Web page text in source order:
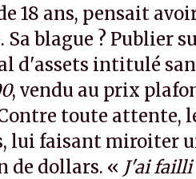
18 ans, pensait
blague ? Publier
d'assets intitulé
, vendu au prix
toute attente,
lui faisant miroiter
de dollars. « J'ai failli